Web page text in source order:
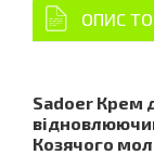
ОПИС
Sadoer Крем
Козячого